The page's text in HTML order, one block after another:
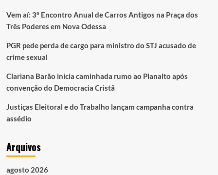
Vem aí: 3º Encontro Anual de Carros Antigos na Praça dos
Três Poderes em Nova Odessa
PGR pede perda de cargo para ministro do STJ acusado de
crime sexual
Clariana Barão inicia caminhada rumo ao Planalto após
convenção do Democracia Cristã
Justiças Eleitoral e do Trabalho lançam campanha contra
assédio
Arquivos
agosto 2026